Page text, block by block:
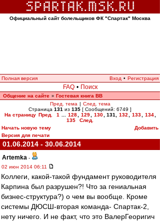
Официальный сайт болельщиков ФК "Спартак" Москва
Полная версия Вход • Регистрация
FAQ • Поиск
Общение на сайте » Гостевая книга ВВ
Пред. тема | След. тема
Страница 131 из 135 [ Сообщений: 6749 ]
На страницу Пред. 1 128 129 130 131 132 133 134
135
След.
Начать новую тему
Добавить
Версия для печати
01.06.2014 - 30.06.2014
Artemka -
02 июн 2014 06:11
Коллеги, какой-такой фундамент руководителя
Карпина был разрушен?! Что за гениальная
бизнес-структура?) о чем вы вообще. Кроме
системы ДЮСШ-вторая команда- Спартак-2,
нету ничего. И не факт, что это ВалерГеоригич